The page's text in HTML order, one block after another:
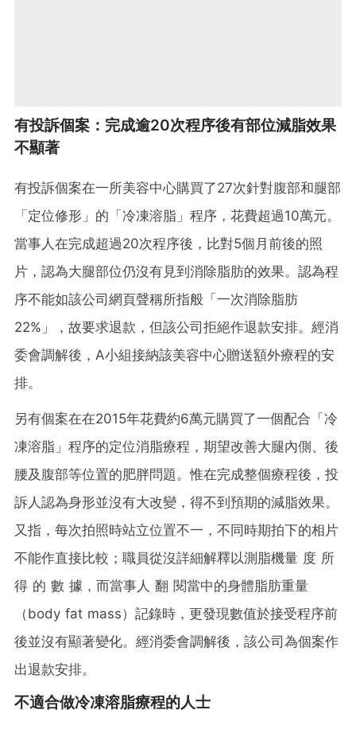
有投訴個案：完成逾20次程序後有部位減脂效果
不顯著
有投訴個案在一所美容中心購買了27次針對腹部和腿部
「定位修形」的「冷凍溶脂」程序，花費超過10萬元。
當事人在完成超過20次程序後，比對5個月前後的照
片，認為大腿部位仍沒有見到消除脂肪的效果。認為程
序不能如該公司網頁聲稱所指般「一次消除脂肪
22%」，故要求退款，但該公司拒絕作退款安排。經消
委會調解後，A小組接納該美容中心贈送額外療程的安
排。
另有個案在在2015年花費約6萬元購買了一個配合「冷
凍溶脂」程序的定位消脂療程，期望改善大腿內側、後
腰及腹部等位置的肥胖問題。惟在完成整個療程後，投
訴人認為身形並沒有大改變，得不到預期的減脂效果。
又指，每次拍照時站立位置不一，不同時期拍下的相片
不能作直接比較；職員從沒詳細解釋以測脂機量 度 所
得 的 數 據，而當事人 翻 閱當中的身體脂肪重量
（body fat mass）記錄時，更發現數值於接受程序前
後並沒有顯著變化。經消委會調解後，該公司為個案作
出退款安排。
不適合做冷凍溶脂療程的人士